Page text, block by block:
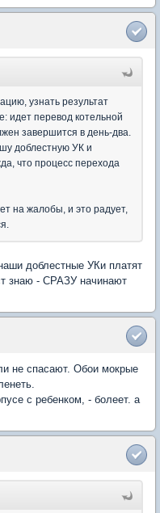
узнать результат
идет перевод котельной
завершится в день-два.
доблестную УК и
что процесс перехода
на жалобы, и это радует,
доблестные УКи платят
знаю - СРАЗУ начинают
не спасают. Обои мокрые
с ребенком, - болеет. а